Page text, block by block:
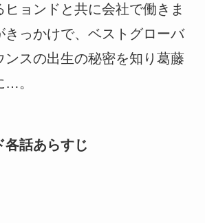
ョンドと共に会社で働きま
きっかけで、ベストグローバ
ンスの出生の秘密を知り葛藤
…。
各話あらすじ